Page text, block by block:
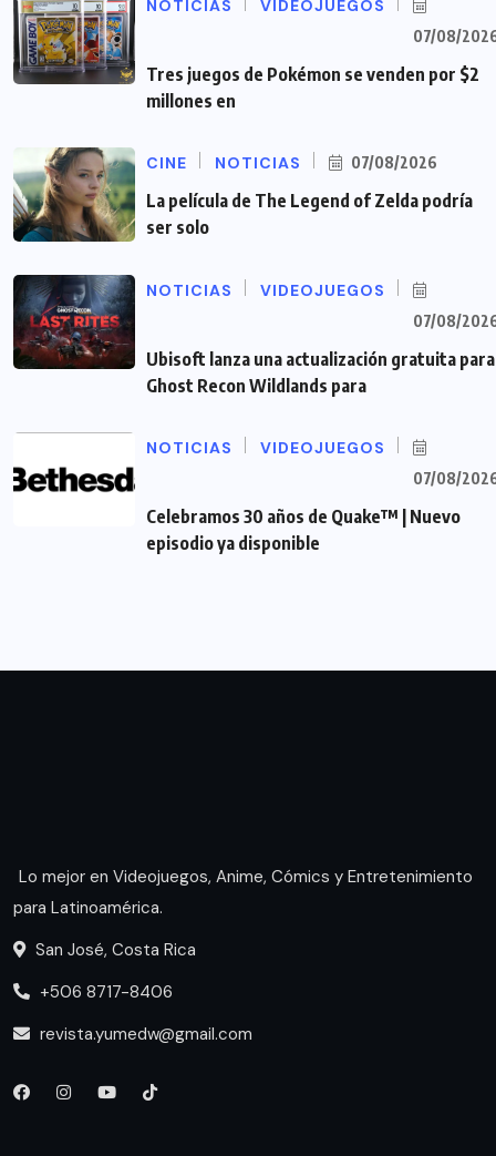
NOTICIAS VIDEOJUEGOS
07/08/
Tres juegos de Pokémon se venden por $2
millones en
CINE NOTICIAS 07/08/2026
La película de The Legend of Zelda podría
ser solo
NOTICIAS VIDEOJUEGOS
07/08/
Ubisoft lanza una actualización gratuita para
Ghost Recon Wildlands para
NOTICIAS VIDEOJUEGOS
07/08/
Celebramos 30 años de Quake™ | Nuevo
episodio ya disponible
Lo mejor en Videojuegos, Anime, Cómics y Entretenimiento
para Latinoamérica.
San José, Costa Rica
+506 8717-8406
revista.yumedw@gmail.com